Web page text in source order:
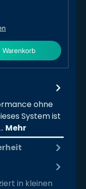
Warenkorb
ohne
System ist
Mehr
in kleinen